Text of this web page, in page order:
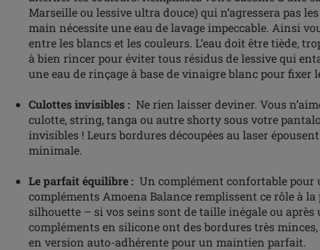
Marseille ou lessive ultra douce) qui n’agressera pas
main nécessite une eau de lavage impeccable. Ainsi
entre les blancs et les couleurs. L’eau doit être tiède,
à bien rincer pour éviter tous résidus de lessive qui
une eau de rinçage à base de vinaigre blanc pour fixer
Culottes invisibles : Ne rien laisser deviner. Vous
culotte, string, tanga ou autre shorty sous votre
invisibles ! Leurs bordures découpées au laser
minimale.
Le parfait équilibre : Un complément confortable pour
compléments Amoena Balance remplissent ce rôle à
silhouette – si vos seins sont de taille inégale ou
compléments en silicone ont des bordures très
en version auto-adhérente pour un maintien parfait.